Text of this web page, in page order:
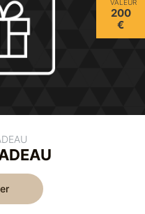
VALEUR
200
€